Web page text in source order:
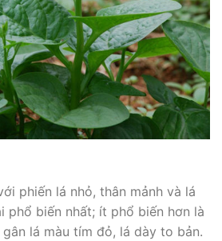
phiến lá nhỏ, thân mảnh và lá
phổ biến nhất; ít phổ biến hơn là
lá màu tím đỏ, lá dày to bản.